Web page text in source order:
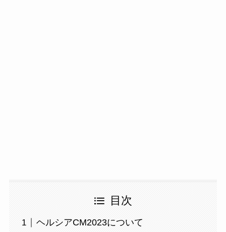
目次
ヘルシアCM2023について